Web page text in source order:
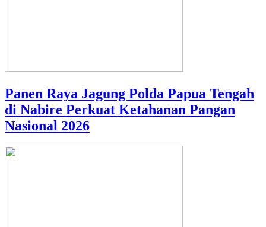
Panen Raya Jagung Polda Papua Tengah
di Nabire Perkuat Ketahanan Pangan
Nasional 2026